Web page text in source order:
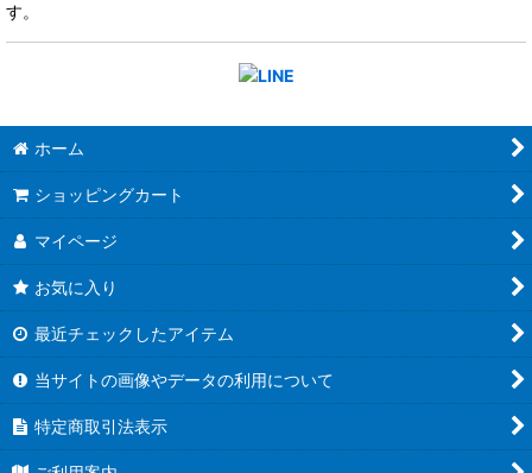
す。
ホーム
ショッピングカート
マイページ
お気に入り
最近チェックしたアイテム
当サイトの画像やデータの利用について
特定商取引法表示